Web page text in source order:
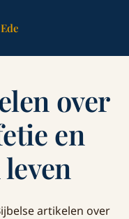
over
en
artikelen over